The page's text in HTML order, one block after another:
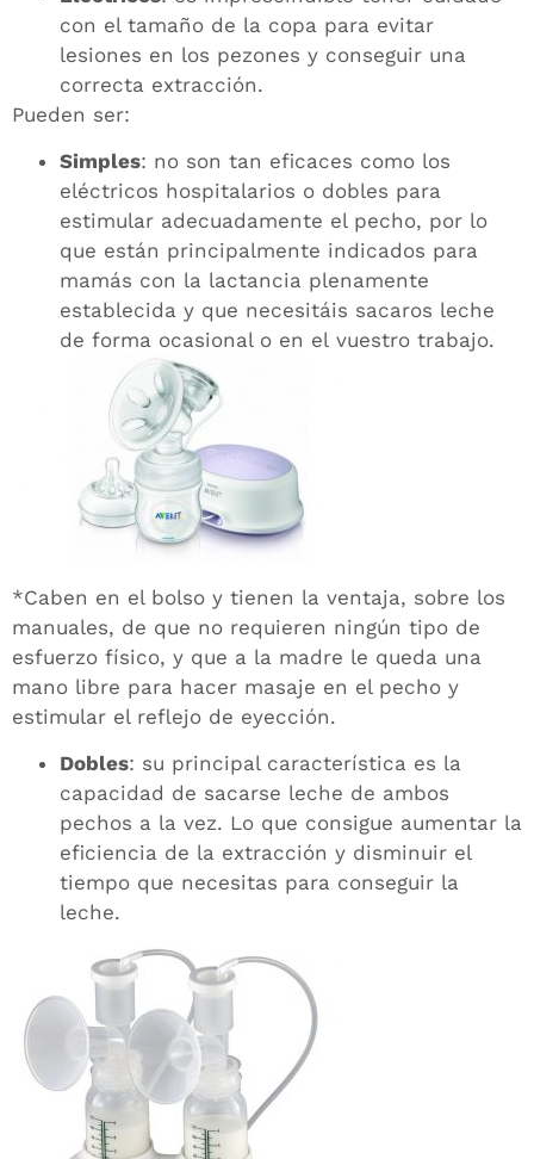
con el tamaño de la copa para evitar
lesiones en los pezones y conseguir una
correcta extracción.
Pueden ser:
Simples: no son tan eficaces como los
eléctricos hospitalarios o dobles para
estimular adecuadamente el pecho, por lo
que están principalmente indicados para
mamás con la lactancia plenamente
establecida y que necesitáis sacaros leche
de forma ocasional o en el vuestro trabajo.
*Caben en el bolso y tienen la ventaja, sobre los
manuales, de que no requieren ningún tipo de
esfuerzo físico, y que a la madre le queda una
mano libre para hacer masaje en el pecho y
estimular el reflejo de eyección.
Dobles: su principal característica es la
capacidad de sacarse leche de ambos
pechos a la vez. Lo que consigue aumentar la
eficiencia de la extracción y disminuir el
tiempo que necesitas para conseguir la
leche.